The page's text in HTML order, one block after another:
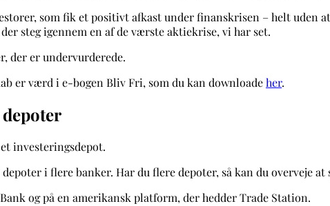
som fik et positivt afkast under finanskrisen – helt uden
steg igennem en af de værste aktiekrise, vi har set.
der er undervurderede.
er værd i e-bogen Bliv Fri, som du kan downloadeher.
investeringsdepot.
i flere banker. Har du flere depoter, så kan du overveje
og på en amerikansk platform, der hedder Trade Station.